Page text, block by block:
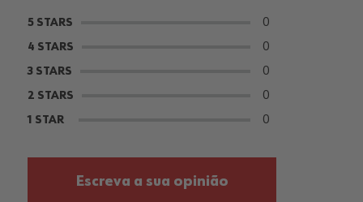
5 STARS 0
4 STARS 0
3 STARS 0
2 STARS 0
1 STAR 0
Escreva a sua opinião